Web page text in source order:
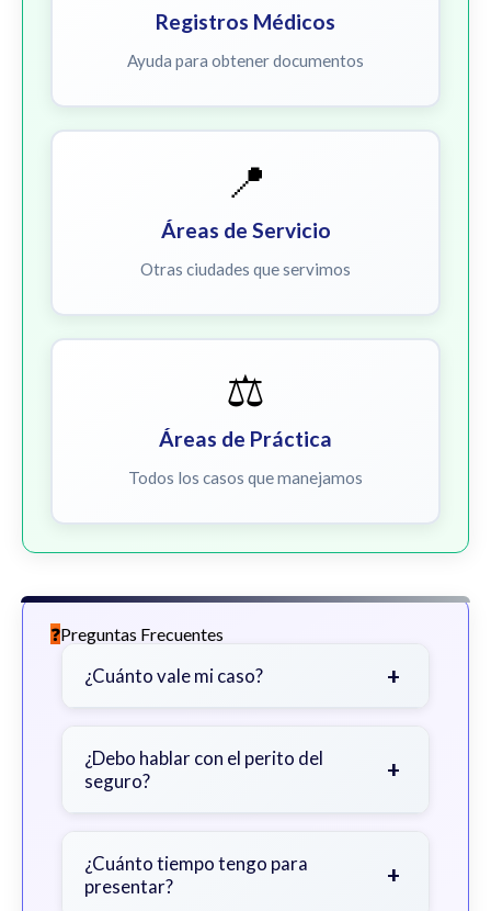
Registros Médicos
Ayuda para obtener documentos
📍
Áreas de Servicio
Otras ciudades que servimos
⚖️
Áreas de Práctica
Todos los casos que manejamos
Preguntas Frecuentes
¿Cuánto vale mi caso? +
gravedad de sus lesiones, facturas
médicas, tiempo fuera del trabajo y
¿Debo hablar con el perito del
seguro?
+
primero con un abogado para evitar
declaraciones que perjudiquen su
¿Cuánto tiempo tengo para
presentar?
+